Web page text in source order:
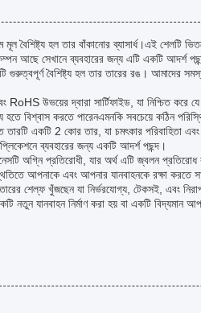
বৈশিষ্ট্য হল তার বাঁকানোর ব্যাসার্ধ।এই শেলটি
আছে সেখানে ব্যবহারের জন্য এটি একটি আদর্শ
গুরুত্বপূর্ণ বৈশিষ্ট্য হল তার তারের রঙ। আমাদের
RoHS উভয়ের দ্বারা সার্টিফাইড, যা নিশ্চিত করে
বিশ্বাস করতে পারেনএমনকি সবচেয়ে কঠিন
তারটি একটি 2 কোর তার, যা চমৎকার
ব্যবহারের জন্য একটি আদর্শ পছন্দ।
অগ্নি প্রতিরোধী, যার অর্থ এটি জ্বলন
আপনাকে এবং আপনার যানবাহনকে রক্ষা করতে
শেল্ফ খুঁজছেন যা নির্ভরযোগ্য, টেকসই, এবং
নতুন যানবাহন নির্মাণ করা হয় বা একটি